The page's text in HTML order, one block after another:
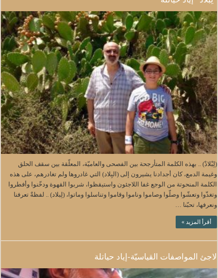
(لِبْلادْ) .. بهذه الكلمة المتأرجحة بين الفصحى والعاميّة، المعلّقة بين سقف الحلق
وغيمة الدمع، كان أجدادنا يشيرون إلى (البِلاد) التي غادروها ولم تغادرهم، على هذه
الكلمة المنحوتة من الوجع غفا اللاجئون واستيقظوا، شربوا القهوة ودخّنوا وأفطروا
وتغذّوا وتعشّوا وصلّوا وصاموا وناموا وقاموا وتناسلوا وماتوا، (لِبلاد) .. لفظةٌ تعرفنا
ونعرفها، تحبّنا …
أقرأ المزيد »
لاجئ المواصفات القياسيّة-إياد حياتلة